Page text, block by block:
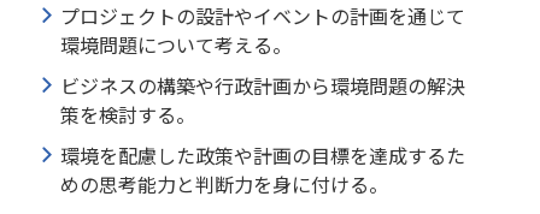
プロジェクトの設計やイベントの計画を通じて
環境問題について考える。
ビジネスの構築や行政計画から環境問題の解決
策を検討する。
環境を配慮した政策や計画の目標を達成するた
めの思考能力と判断力を身に付ける。